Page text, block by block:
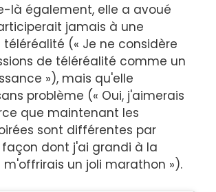
là également, elle a avoué
jamais à une
(« Je ne considère
de téléréalité comme un
»), mais qu'elle
problème (« Oui, j'aimerais
que maintenant les
sont différentes par
dont j'ai grandi à la
m'offrirais un joli marathon »).